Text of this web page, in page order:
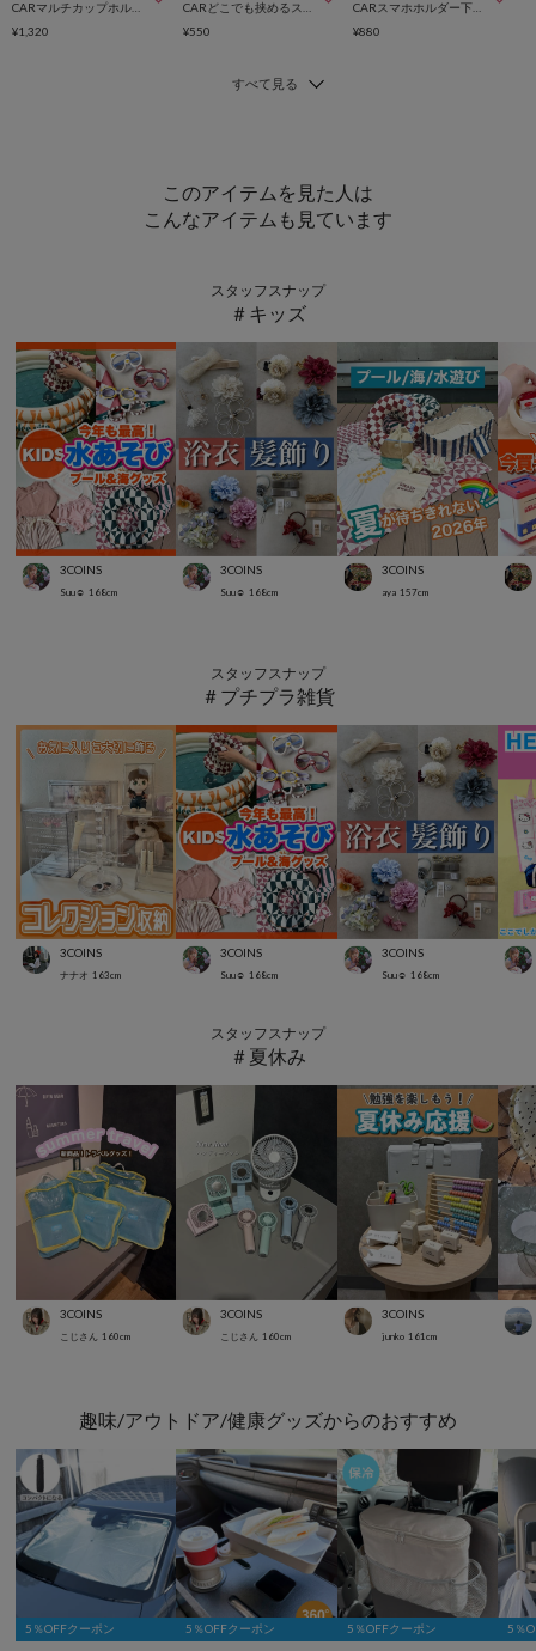
¥1,320
¥550
¥880
このアイテムを見た人は
こんなアイテムも見ています
スタッフスナップ
＃キッズ
3COINS
Suu☺︎ 168cm
3COINS
Suu☺︎ 168cm
3COINS
aya 157cm
スタッフスナップ
＃プチプラ雑貨
3COINS
ナナオ 163cm
3COINS
Suu☺︎ 168cm
3COINS
Suu☺︎ 168cm
スタッフスナップ
＃夏休み
3COINS
こじさん 160cm
3COINS
こじさん 160cm
3COINS
junko 161 cm
趣味/アウトドア/健康グッズからのおすすめ
5％OFFクーポン 5％OFFクーポン 5％OFFクーポン 5％